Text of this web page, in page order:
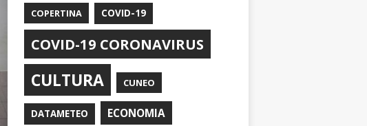
COPERTINA COVID-19
COVID-19 CORONAVIRUS
CULTURA CUNEO
DATAMETEO ECONOMIA